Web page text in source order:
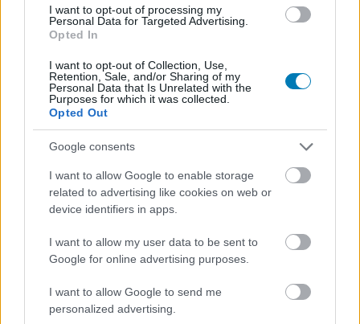
I want to opt-out of processing my
Personal Data for Targeted Advertising.
Opted In
I want to opt-out of Collection, Use,
Retention, Sale, and/or Sharing of my
Personal Data that Is Unrelated with the
Purposes for which it was collected.
Opted Out
Google consents
I want to allow Google to enable storage
related to advertising like cookies on web or
device identifiers in apps.
I want to allow my user data to be sent to
Google for online advertising purposes.
I want to allow Google to send me
personalized advertising.
| 2025.07.17 10:00
Detroit legmenőbb lépéshanggal rendelkező zsaruja ismét
Ezzel játszunk a hétvégén: RoboCop: Rogue City és
Ghost of Tsushima